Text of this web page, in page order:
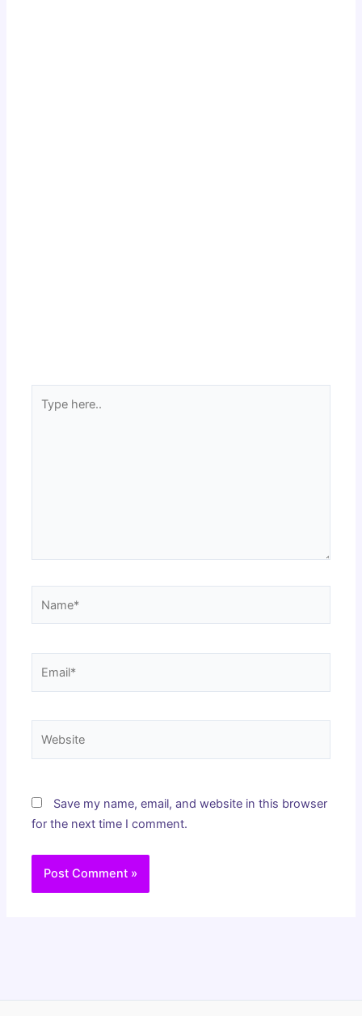
here..
Save my name, email, and website in this browser
for the next time I comment.